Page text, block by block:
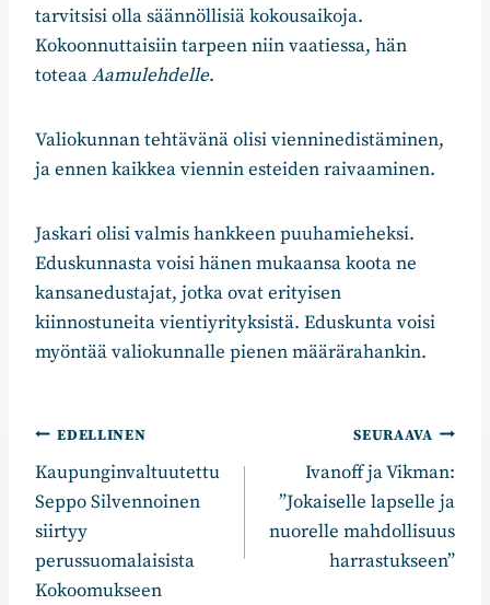
tarvitsisi olla säännöllisiä kokousaikoja.
Kokoonnuttaisiin tarpeen niin vaatiessa, hän
toteaaAamulehdelle.
Valiokunnan tehtävänä olisi vienninedistäminen,
ja ennen kaikkea viennin esteiden raivaaminen.
Jaskari olisi valmis hankkeen puuhamieheksi.
Eduskunnasta voisi hänen mukaansa koota ne
kansanedustajat, jotka ovat erityisen
kiinnostuneita vientiyrityksistä. Eduskunta voisi
myöntää valiokunnalle pienen määrärahankin.
Artikkelien
selaus
EDELLINEN
Kaupunginvaltuutettu
Seppo Silvennoinen
siirtyy
perussuomalaisista
Kokoomukseen
SEURAAVA
Ivanoff ja Vikman:
”Jokaiselle lapselle ja
nuorelle mahdollisuus
harrastukseen”